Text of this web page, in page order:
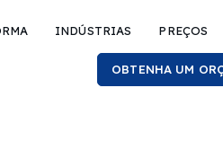
INDÚSTRIAS PREÇOS
OBTENHA UM